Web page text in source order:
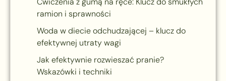
ramion i sprawności
Woda w diecie odchudzającej – klucz do
efektywnej utraty wagi
Jak efektywnie rozwieszać pranie?
Wskazówki i techniki